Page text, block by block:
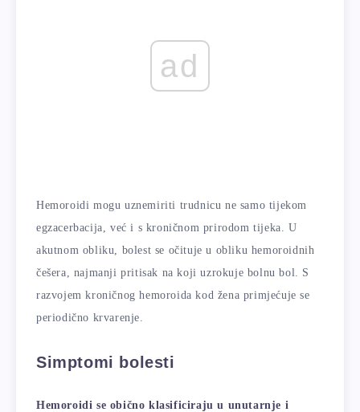
ad
Hemoroidi mogu uznemiriti trudnicu ne samo tijekom
egzacerbacija, već i s kroničnom prirodom tijeka. U
akutnom obliku, bolest se očituje u obliku hemoroidnih
češera, najmanji pritisak na koji uzrokuje bolnu bol. S
razvojem kroničnog hemoroida kod žena primjećuje se
periodično krvarenje.
Simptomi bolesti
Hemoroidi se obično klasificiraju u unutarnje i